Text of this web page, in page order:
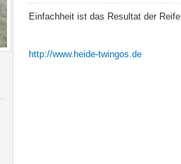
Einfachheit ist das Resultat der Reife
http://www.heide-twingos.de